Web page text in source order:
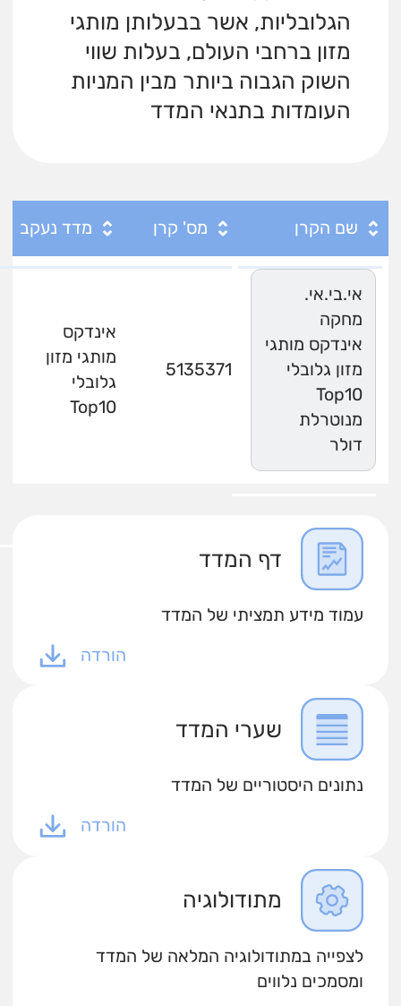
הגלובליות, אשר בבעלותן מותגי
מזון ברחבי העולם, בעלות שווי
השוק הגבוה ביותר מבין המניות
העומדות בתנאי המדד
שם הקרן מס' קרן מדד נעקב
אי.בי.אי.
מחקה
אינדקס מותגי
מזון גלובלי
Top10
מנוטרלת
דולר
5135371
אינדקס
מותגי מזון
גלובלי
Top10
דף המדד
עמוד מידע תמציתי של המדד
הורדה
שערי המדד
נתונים היסטוריים של המדד
הורדה
מתודולוגיה
לצפייה במתודולוגיה המלאה של המדד
ומסמכים נלווים